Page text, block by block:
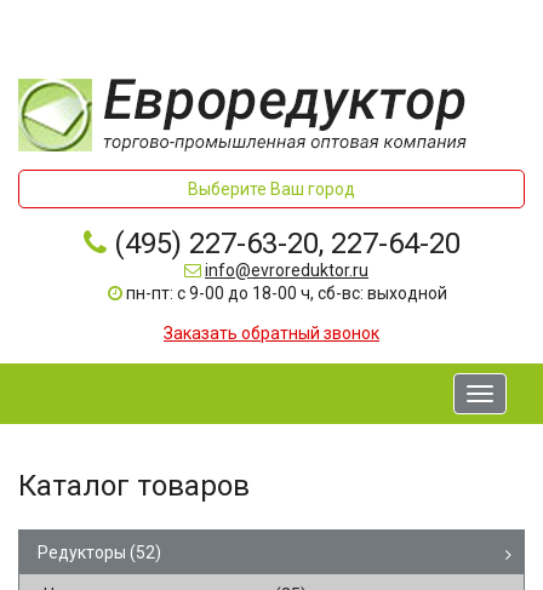
Выберите Ваш город
(495) 227-63-20, 227-64-20
info@evroreduktor.ru
пн-пт: с 9-00 до 18-00 ч, сб-вс: выходной
Заказать обратный звонок
Toggle
Каталог товаров
Редукторы (52)